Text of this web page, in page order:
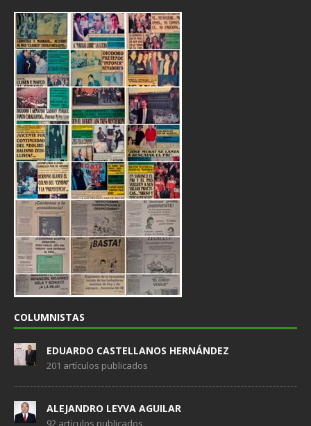
COLUMNISTAS
EDUARDO CASTELLANOS HERNÁNDEZ
201 artículos publicados
ALEJANDRO LEYVA AGUILAR
92 artículos publicados